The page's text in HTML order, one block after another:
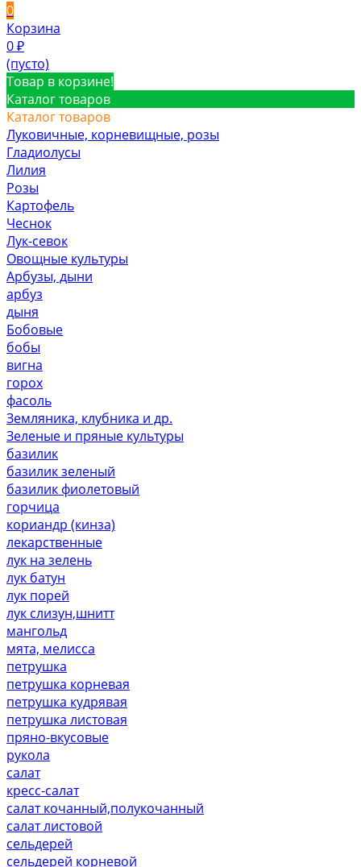
0
Корзина
0 ₽
(пусто)
Товар в корзине!
Каталог товаров
Каталог товаров
Луковичные, корневищные, розы
Гладиолусы
Лилия
Розы
Картофель
Чеснок
Лук-севок
Овощные культуры
Арбузы, дыни
арбуз
дыня
Бобовые
бобы
вигна
горох
фасоль
Земляника, клубника и др.
Зеленые и пряные культуры
базилик
базилик зеленый
базилик фиолетовый
горчица
кориандр (кинза)
лекарственные
лук на зелень
лук батун
лук порей
лук слизун,шнитт
мангольд
мята, мелисса
петрушка
петрушка корневая
петрушка кудрявая
петрушка листовая
пряно-вкусовые
рукола
салат
кресс-салат
салат кочанный,полукочанный
салат листовой
сельдерей
сельдерей корневой